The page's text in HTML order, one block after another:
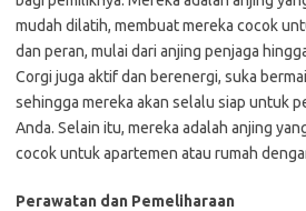
mudah dilatih, membuat mereka cocok
dan peran, mulai dari anjing penjaga
Corgi juga aktif dan berenergi, suka
sehingga mereka akan selalu siap untuk
Anda. Selain itu, mereka adalah anjing
cocok untuk apartemen atau rumah
Perawatan dan Pemeliharaan